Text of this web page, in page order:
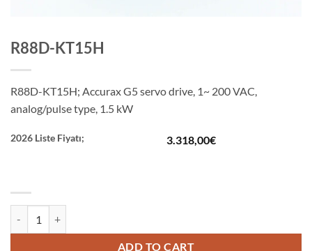
R88D-KT15H
R88D-KT15H; Accurax G5 servo drive, 1~ 200 VAC,
analog/pulse type, 1.5 kW
2026 Liste Fiyatı; 3.318,00€
ADD TO CART